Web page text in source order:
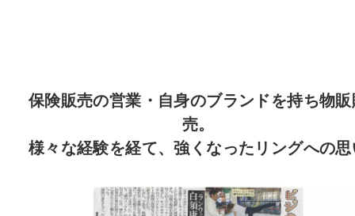
保険販売の営業・自身のブランドを持ち物
売。
様々な経験を経て、強くなったリングへの